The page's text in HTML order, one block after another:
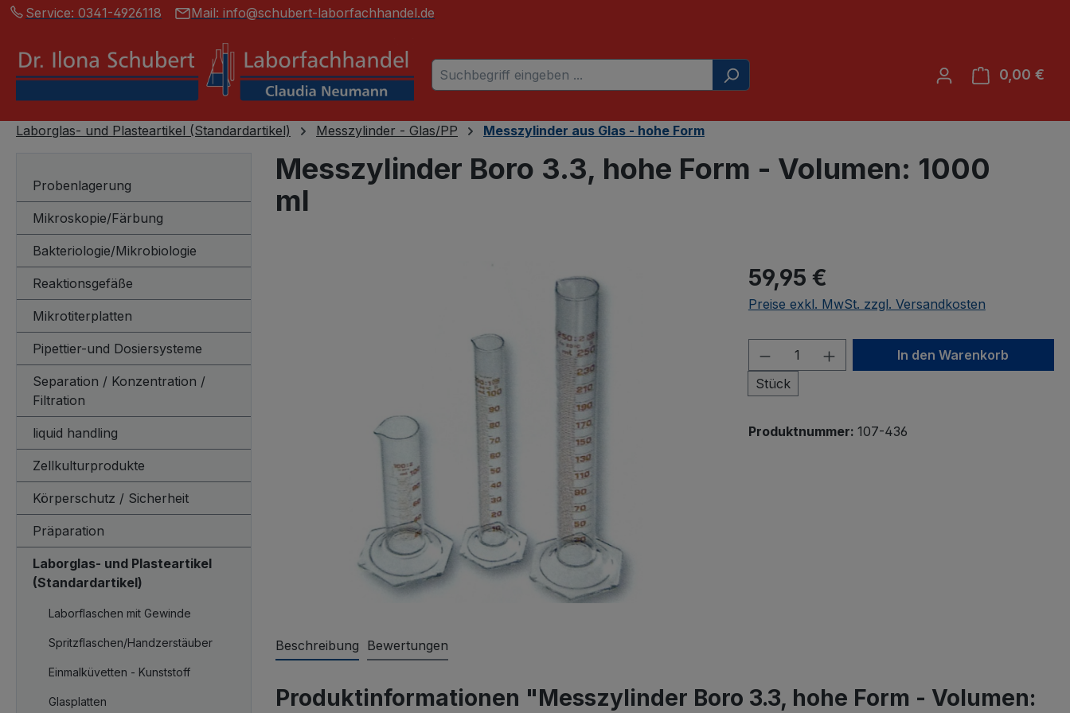
Zur Hauptnavigation springen
Service: 0341-4926118 Mail: info@schubert-laborfachhandel.de
0,00 €
Laborglas- und Plasteartikel (Standardartikel) Messzylinder - Glas/PP Messzylinder aus Glas - hohe Form
Probenlagerung
Mikroskopie/Färbung
Bakteriologie/Mikrobiologie
Reaktionsgefäße
Mikrotiterplatten
Pipettier-und Dosiersysteme
Separation / Konzentration /
Filtration
liquid handling
Zellkulturprodukte
Körperschutz / Sicherheit
Präparation
Laborglas- und Plasteartikel
(Standardartikel)
Laborflaschen mit Gewinde
Spritzflaschen/Handzerstäuber
Einmalküvetten - Kunststoff
Glasplatten
Messzylinder Boro 3.3, hohe Form - Volumen: 1000
ml
59,95 €
Preise exkl. MwSt. zzgl. Versandkosten
Produkt Anzahl: Gib den
Stück
In den Warenkorb
Produktnummer: 107-436
Beschreibung Bewertungen
Produktinformationen "Messzylinder Boro 3.3, hohe Form - Volumen: